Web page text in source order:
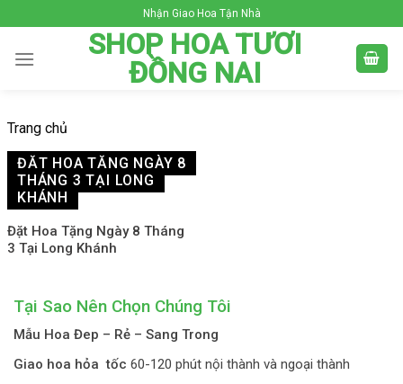
to
content
Nhận Giao Hoa Tận Nhà
SHOP HOA TƯƠI
ĐỒNG NAI
Trang chủ
ĐẶT HOA TẶNG NGÀY 8
THÁNG 3 TẠI LONG
KHÁNH
Đặt Hoa Tặng Ngày 8 Tháng
3 Tại Long Khánh
Tại Sao Nên Chọn Chúng Tôi
Mẫu Hoa Đep – Rẻ – Sang Trong
Giao hoa hỏa tốc 60-120 phút nội thành và ngoại thành